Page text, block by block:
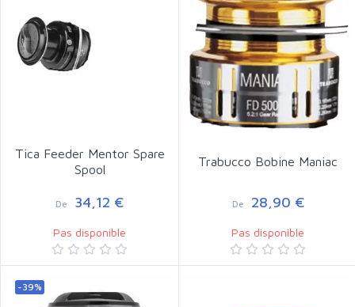
Tica Feeder Mentor Spare
Spool
De 34,12 €
Pas disponible
Trabucco Bobine Maniac
De 28,90 €
Pas disponible
-39%